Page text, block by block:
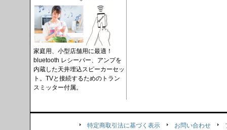
家庭用、小型店舗用に最適！
bluetooth レシーバー、アンプを
内蔵した天井埋込スピーカーセッ
ト。TVと接続するためのトラン
スミッター付属。
特定商取引法に基づく表示 お問い合わせ